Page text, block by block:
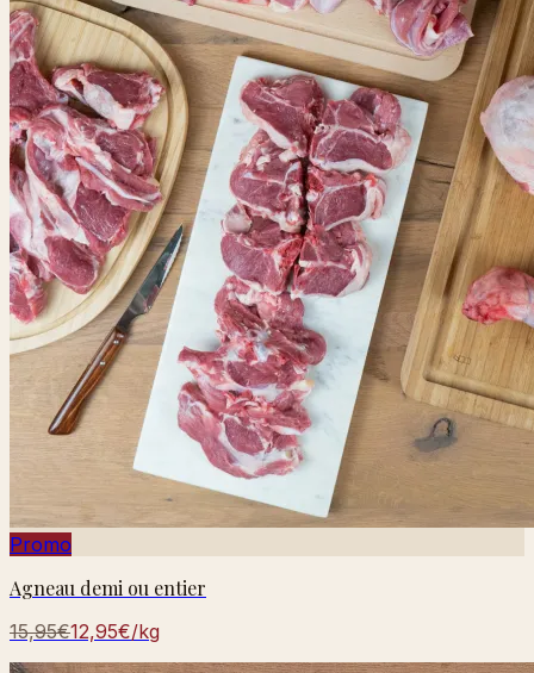
Promo
Agneau demi ou entier
15,95€12,95€/kg